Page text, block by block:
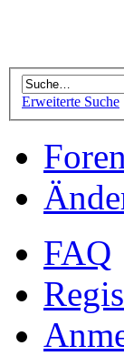
Erweiterte Suche
FAQ